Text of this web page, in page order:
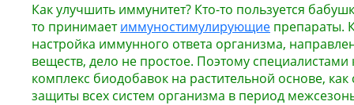
Как улучшить иммунитет? Кто-то пользуется
то принимаетиммуностимулирующие препараты.
настройка иммунного ответа организма,
веществ, дело не простое. Поэтому
комплекс биодобавок на растительной основе,
защиты всех систем организма в период